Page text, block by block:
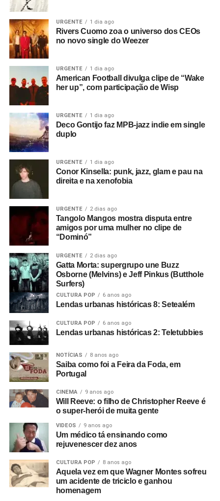
URGENTE 1 dia ago
Rivers Cuomo zoa o universo dos CEOs
no novo single do Weezer
URGENTE 1 dia ago
American Football divulga clipe de “Wake
her up”, com participação de Wisp
URGENTE 1 dia ago
Deco Gontijo faz MPB-jazz indie em single
duplo
URGENTE 1 dia ago
Conor Kinsella: punk, jazz, glam e pau na
direita e na xenofobia
URGENTE 2 dias ago
Tangolo Mangos mostra disputa entre
amigos por uma mulher no clipe de
“Dominó”
URGENTE 2 dias ago
Gatta Morta: supergrupo une Buzz
Osborne (Melvins) e Jeff Pinkus (Butthole
Surfers)
CULTURA POP 6 anos ago
Lendas urbanas históricas 8: Setealém
CULTURA POP 6 anos ago
Lendas urbanas históricas 2: Teletubbies
NOTÍCIAS 8 anos ago
Saiba como foi a Feira da Foda, em
Portugal
CINEMA 9 anos ago
Will Reeve: o filho de Christopher Reeve é
o super-herói de muita gente
VIDEOS 9 anos ago
Um médico tá ensinando como
rejuvenescer dez anos
CULTURA POP 8 anos ago
Aquela vez em que Wagner Montes sofreu
um acidente de triciclo e ganhou
homenagem